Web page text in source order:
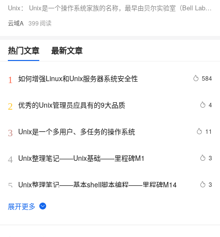
Unix： Unix是一个操作系统家族的名称，最早由贝尔实验室（Bell Labs）的肖像电机公司（AT&T）开发。最早的Unix版本是在1969年创建的。 Linux： Linux是由芬兰计算机科学家Linus Torvalds在1991年创建的。它是作为一个免费、开放源代码的Unix克隆而开始的。
云域A 399
热门文章 最新文章
1 如何增强Linux和Unix服务器系统安全性 584
2 优秀的Unix管理员应具有的9大品质 4
3 Unix是一个多用户、多任务的操作系统 11
4 Unix整理笔记——Unix基础——里程碑M1 3
5 Unix整理笔记——基本shell脚本编程——里程碑M14 3
6 C与C++《精通Unix下C语言与项目实践》读书笔记（8）